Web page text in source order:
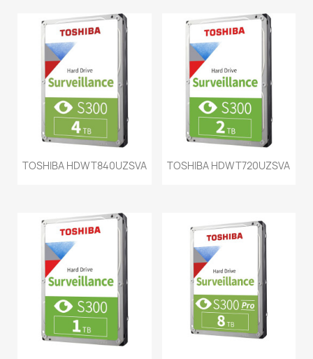
TOSHIBA HDWT840UZSVA TOSHIBA HDWT720UZSVA